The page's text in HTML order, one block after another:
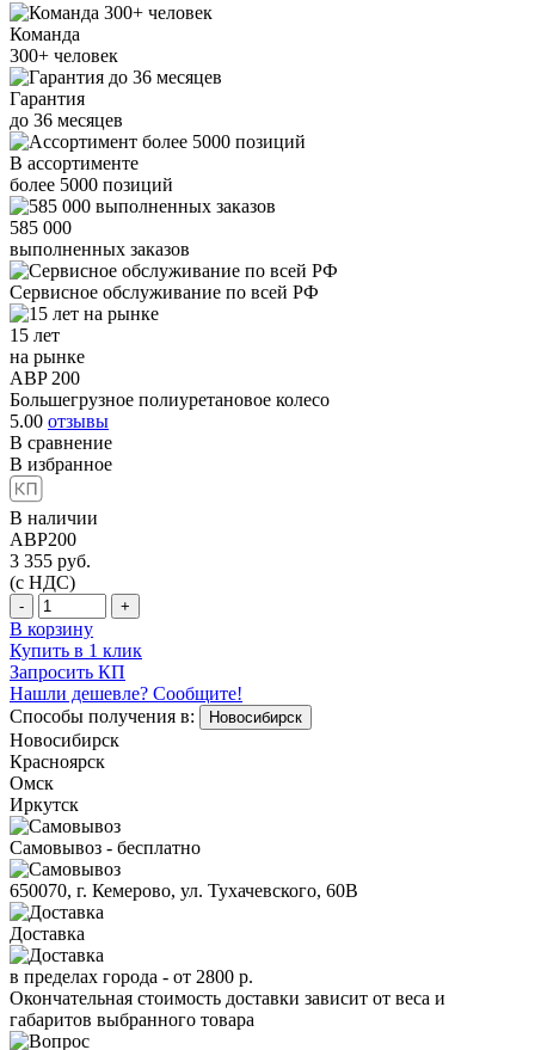
Команда
300+ человек
Гарантия
до 36 месяцев
В ассортименте
более 5000 позиций
585 000
выполненных заказов
Сервисное обслуживание по всей РФ
15 лет
на рынке
ABP 200
Большегрузное полиуретановое колесо
5.00 отзывы
В сравнение
В избранное
В наличии
ABP200
3 355 руб.
(с НДС)
- +
В корзину
Купить в 1 клик
Запросить КП
Нашли дешевле? Сообщите!
Способы получения в:
Новосибирск
Новосибирск
Красноярск
Омск
Иркутск
Самовывоз - бесплатно
650070, г. Кемерово, ул. Тухачевского, 60В
Доставка
в пределах города - от 2800 р.
Окончательная стоимость доставки зависит от веса и
габаритов выбранного товара